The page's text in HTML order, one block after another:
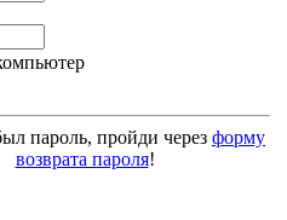
пароль, пройди через форму
возврата пароля!